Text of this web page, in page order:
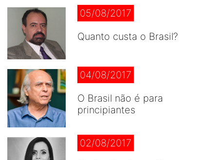
05/08/2017
Quanto custa o Brasil?
04/08/2017
O Brasil não é para
principiantes
02/08/2017